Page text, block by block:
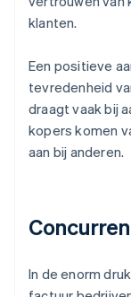
klanten.
Een positieve
tevredenheid
draagt vaak bij
kopers komen
aan bij anderen.
In de enorm